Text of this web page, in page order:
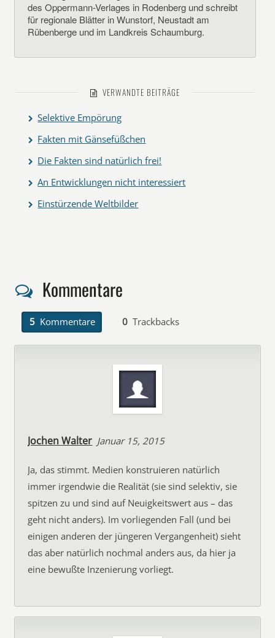
des Oppermann-Verlages in Rodenberg und schreibt
für regionale Blätter in Wunstorf, Neustadt am
Rübenberge und im Landkreis Schaumburg.
VERWANDTE BEITRÄGE
Selektive Empörung
Fakten mit Gänsefüßchen
Die Fakten sind natürlich frei!
An Entwicklungen nicht interessiert
Einstürzende Weltbilder
Kommentare
5 Kommentare 0 Trackbacks
Jochen Walter Januar 15, 2015
Ja, das stimmt. Medien konstruieren natürlich
immer irgendwie die Realität (sie sind selektiv, sie
spitzen zu und sind auf Neuigkeitswert aus – das
geht nicht anders). Im vorliegenden Fall (und bei
einigen anderen der jüngeren Vergangenheit) sieht
das aber natürlich nochmal anders aus, da hier ja
eine bewußte Inzenierung vorliegt.